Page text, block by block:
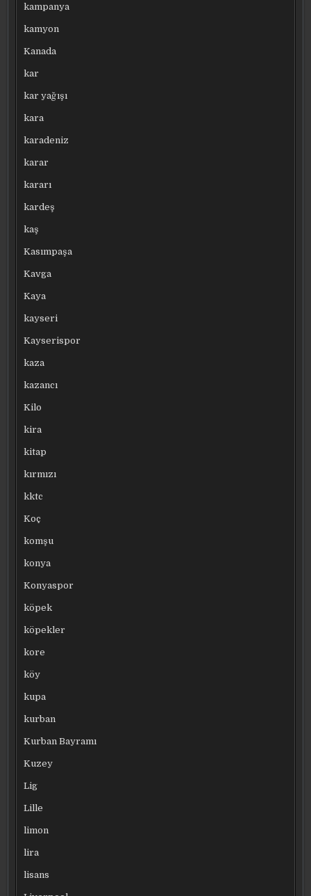
kampanya
kamyon
Kanada
kar
kar yağışı
kara
karadeniz
karar
kararı
kardeş
kaş
Kasımpaşa
Kavga
Kaya
kayseri
Kayserispor
kaza
kazancı
Kilo
kira
kitap
kırmızı
kktc
Koç
komşu
konya
Konyaspor
köpek
köpekler
kore
köy
kupa
kurban
Kurban Bayramı
Kuzey
Lig
Lille
limon
lira
lisans